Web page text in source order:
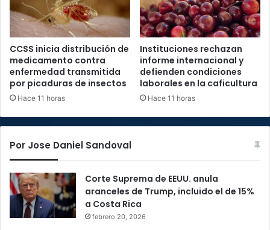
CCSS inicia distribución de
medicamento contra
enfermedad transmitida
por picaduras de insectos
Hace 11 horas
Instituciones rechazan
informe internacional y
defienden condiciones
laborales en la caficultura
Hace 11 horas
Por Jose Daniel Sandoval
Corte Suprema de EEUU. anula
aranceles de Trump, incluido el de 15%
a Costa Rica
febrero 20, 2026